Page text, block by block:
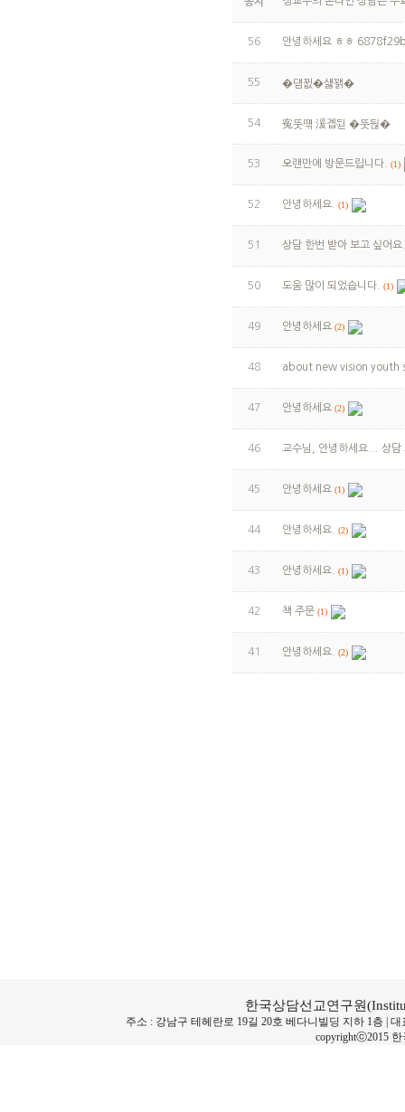
56 안녕하세요 ㅎㅎ
55 �덈뀞�섏꽭�
54 寃뚯떆 湲곕뒫 �뚯뒪�
53 오랜만에 방문드립니다. (1)
52 안녕하세요. (1)
51 상담 한번 받아 보고 싶어요
50 도움 많이 되었습니다. (1)
49 안녕하세요 (2)
48 about new vision youth
47 안녕하세요 (2)
46 교수님, 안녕하세요... 상담
45 안녕하세요 (1)
44 안녕하세요. (2)
43 안녕하세요. (1)
42 책 주문 (1)
41 안녕하세요. (2)
한국상담선교연구원
주소 : 강남구 테헤란로 19길 20호 베다니빌딩 지하 1층 | 대
copyrightⓒ2015 한